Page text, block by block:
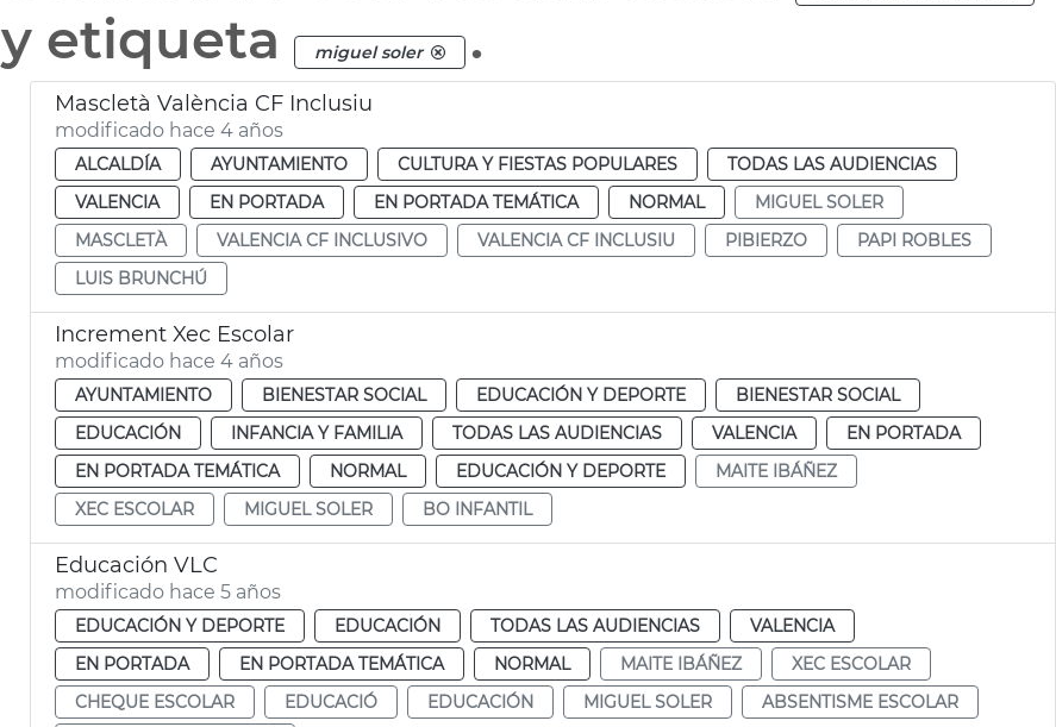
y etiqueta miguel soler .
Mascletà València CF Inclusiu
modificado hace 4 años
ALCALDÍA AYUNTAMIENTO CULTURA Y FIESTAS POPULARES
TODAS LAS AUDIENCIAS
VALENCIA
EN PORTADA EN PORTADA TEMÁTICA NORMAL
MIGUEL SOLER
MASCLETÀ
VALENCIA CF INCLUSIVO VALENCIA CF INCLUSIU PIBIERZO
PAPI ROBLES
LUIS BRUNCHÚ
Increment Xec Escolar
modificado hace 4 años
AYUNTAMIENTO BIENESTAR SOCIAL EDUCACIÓN Y DEPORTE
BIENESTAR SOCIAL
EDUCACIÓN
INFANCIA Y FAMILIA TODAS LAS AUDIENCIAS VALENCIA
EN PORTADA
EN PORTADA TEMÁTICA
NORMAL EDUCACIÓN Y DEPORTE
MAITE IBÁÑEZ
XEC ESCOLAR
MIGUEL SOLER BO INFANTIL
Educación VLC
modificado hace 5 años
EDUCACIÓN Y DEPORTE EDUCACIÓN TODAS LAS AUDIENCIAS
VALENCIA
EN PORTADA
EN PORTADA TEMÁTICA NORMAL MAITE IBÁÑEZ
XEC ESCOLAR
CHEQUE ESCOLAR
EDUCACIÓ EDUCACIÓN MIGUEL SOLER
ABSENTISME ESCOLAR